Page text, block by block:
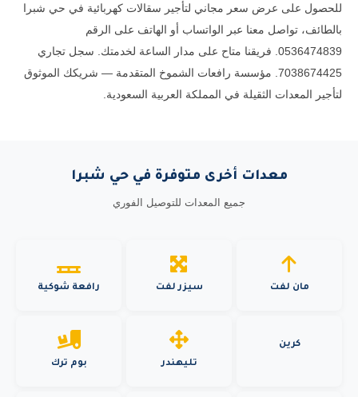
للحصول على عرض سعر مجاني لتأجير سقالات كهربائية في حي شبرا
بالطائف، تواصل معنا عبر الواتساب أو الهاتف على الرقم
0536474839. فريقنا متاح على مدار الساعة لخدمتك. سجل تجاري
7038674425. مؤسسة رافعات الشموخ المتقدمة — شريكك الموثوق
لتأجير المعدات الثقيلة في المملكة العربية السعودية.
معدات أخرى متوفرة في حي شبرا
جميع المعدات للتوصيل الفوري
مان لفت سيزر لفت رافعة شوكية
كرين
تليهندر
بوم ترك